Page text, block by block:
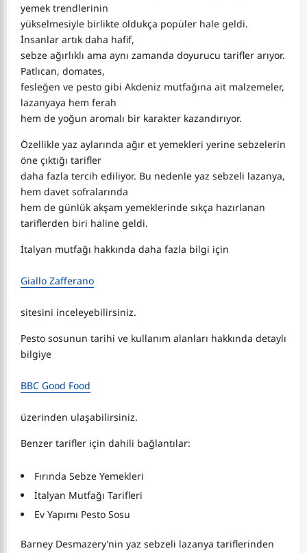
yemek trendlerinin
yükselmesiyle birlikte oldukça popüler hale geldi.
İnsanlar artık daha hafif,
sebze ağırlıklı ama aynı zamanda doyurucu tarifler arıyor.
Patlıcan, domates,
fesleğen ve pesto gibi Akdeniz mutfağına ait malzemeler,
lazanyaya hem ferah
hem de yoğun aromalı bir karakter kazandırıyor.
Özellikle yaz aylarında ağır et yemekleri yerine sebzelerin
öne çıktığı tarifler
daha fazla tercih ediliyor. Bu nedenle yaz sebzeli lazanya,
hem davet sofralarında
hem de günlük akşam yemeklerinde sıkça hazırlanan
tariflerden biri haline geldi.
İtalyan mutfağı hakkında daha fazla bilgi için
Giallo Zafferano
sitesini inceleyebilirsiniz.
Pesto sosunun tarihi ve kullanım alanları hakkında detaylı
bilgiye
BBC Good Food
üzerinden ulaşabilirsiniz.
Benzer tarifler için dahili bağlantılar:
Fırında Sebze Yemekleri
İtalyan Mutfağı Tarifleri
Ev Yapımı Pesto Sosu
Barney Desmazery’nin yaz sebzeli lazanya tariflerinden